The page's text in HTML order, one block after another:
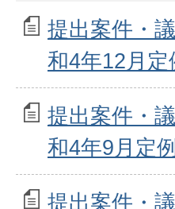
提出案件・
和4年12月定
提出案件・
和4年9月定例
提出案件・